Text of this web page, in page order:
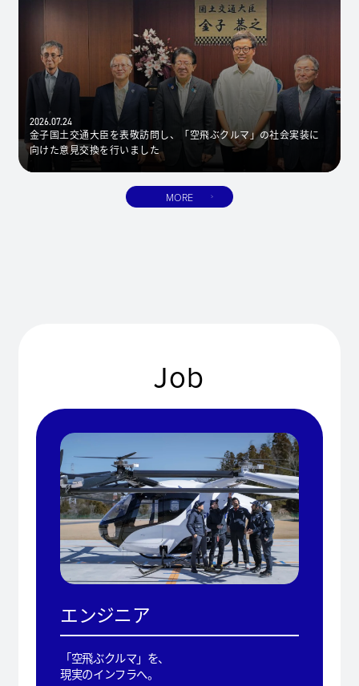
2026.07.24
金子国土交通大臣を表敬訪問し、「空飛ぶクルマ」の社会実装に
向けた意見交換を行いました
MORE
Job
エンジニア
「空飛ぶクルマ」を、
現実のインフラへ。